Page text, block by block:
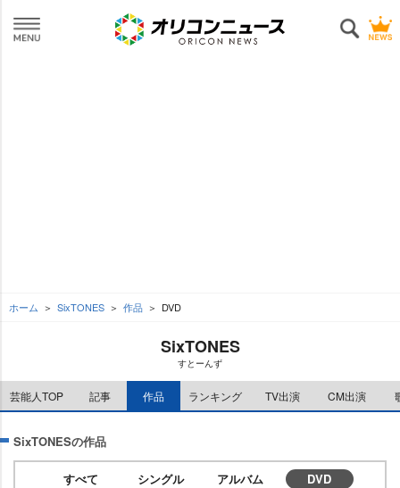
ホーム SixTONES 作品 DVD
SixTONES
すとーんず
芸能人TOP 記事 作品 ランキング TV出演 CM出演
SixTONESの作品
すべて シングル アルバム
DVD